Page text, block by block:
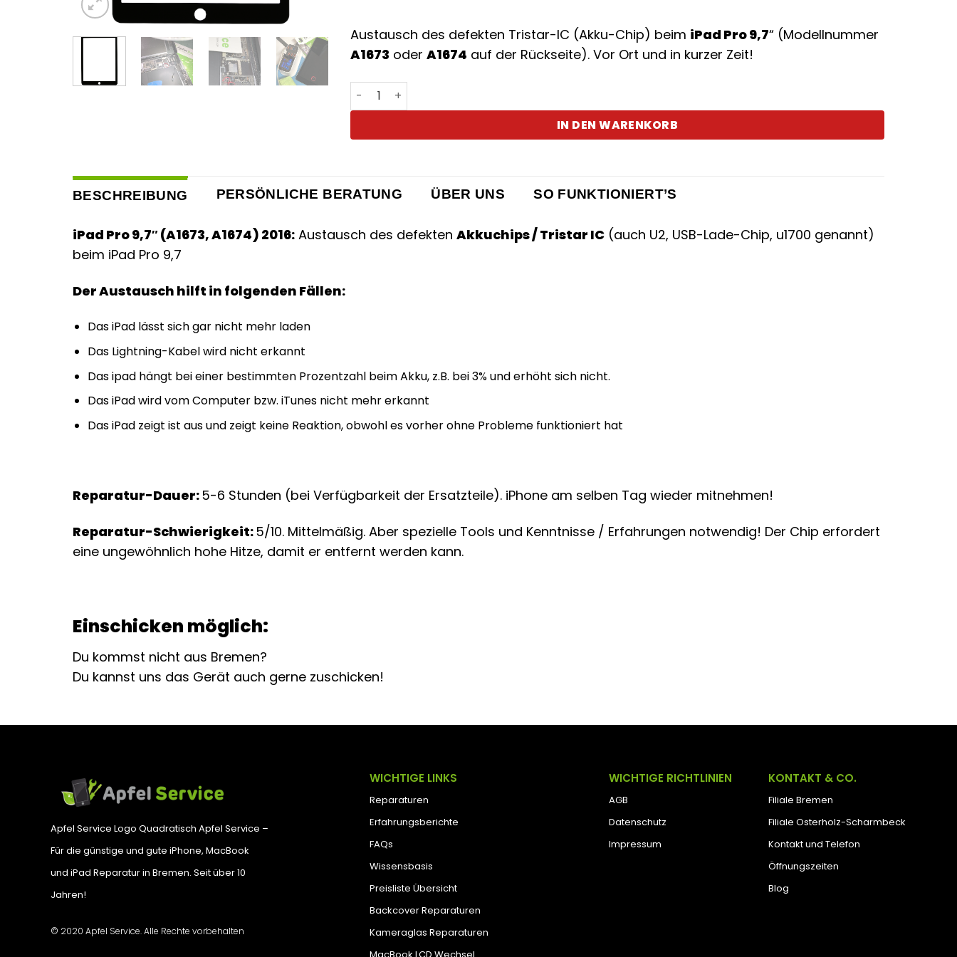
Austausch des defekten Tristar-IC (Akku-Chip) beim iPad Pro 9,7“ (Modellnummer
A1673 oder A1674 auf der Rückseite). Vor Ort und in kurzer Zeit!
iPhone Pro 9,7" Tristar defekt - Keine Reaktion Menge
IN DEN WARENKORB
BESCHREIBUNG PERSÖNLICHE BERATUNG ÜBER UNS SO FUNKTIONIERT’S
iPad Pro 9,7″ (A1673, A1674) 2016: Austausch des defekten Akkuchips / Tristar IC (auch U2, USB-Lade-Chip, u1700 genannt)
beim iPad Pro 9,7
Der Austausch hilft in folgenden Fällen:
Das iPad lässt sich gar nicht mehr laden
Das Lightning-Kabel wird nicht erkannt
Das ipad hängt bei einer bestimmten Prozentzahl beim Akku, z.B. bei 3% und erhöht sich nicht.
Das iPad wird vom Computer bzw. iTunes nicht mehr erkannt
Das iPad zeigt ist aus und zeigt keine Reaktion, obwohl es vorher ohne Probleme funktioniert hat
Reparatur-Dauer:5-6 Stunden (bei Verfügbarkeit der Ersatzteile). iPhone am selben Tag wieder mitnehmen!
Reparatur-Schwierigkeit:5/10. Mittelmäßig. Aber spezielle Tools und Kenntnisse / Erfahrungen notwendig! Der Chip erfordert
eine ungewöhnlich hohe Hitze, damit er entfernt werden kann.
Einschicken möglich:
Du kommst nicht aus Bremen?
Du kannst uns das Gerät auch gerne zuschicken!
Apfel Service Logo Quadratisch Apfel Service –
Für die günstige und gute iPhone, MacBook
und iPad Reparatur in Bremen. Seit über 10
Jahren!
© 2020 Apfel Service. Alle Rechte vorbehalten
WICHTIGE LINKS
Reparaturen
Erfahrungsberichte
FAQs
Wissensbasis
Preisliste Übersicht
Backcover Reparaturen
Kameraglas Reparaturen
WICHTIGE RICHTLINIEN
AGB
Datenschutz
Impressum
KONTAKT & CO.
Filiale Bremen
Filiale Osterholz-Scharmbeck
Kontakt und Telefon
Öffnungszeiten
Blog